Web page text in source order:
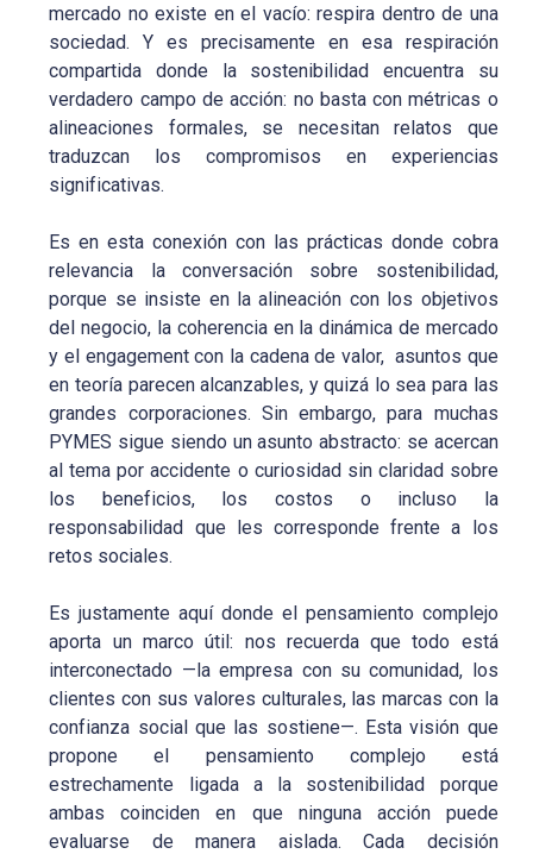
mercado no existe en el vacío: respira dentro de una
sociedad. Y es precisamente en esa respiración
compartida donde la sostenibilidad encuentra su
verdadero campo de acción: no basta con métricas o
alineaciones formales, se necesitan relatos que
traduzcan los compromisos en experiencias
significativas.
Es en esta conexión con las prácticas donde cobra
relevancia la conversación sobre sostenibilidad,
porque se insiste en la alineación con los objetivos
del negocio, la coherencia en la dinámica de mercado
y el engagement con la cadena de valor, asuntos que
en teoría parecen alcanzables, y quizá lo sea para las
grandes corporaciones. Sin embargo, para muchas
PYMES sigue siendo un asunto abstracto: se acercan
al tema por accidente o curiosidad sin claridad sobre
los beneficios, los costos o incluso la
responsabilidad que les corresponde frente a los
retos sociales.
Es justamente aquí donde el pensamiento complejo
aporta un marco útil: nos recuerda que todo está
interconectado —la empresa con su comunidad, los
clientes con sus valores culturales, las marcas con la
confianza social que las sostiene—. Esta visión que
propone el pensamiento complejo está
estrechamente ligada a la sostenibilidad porque
ambas coinciden en que ninguna acción puede
evaluarse de manera aislada. Cada decisión